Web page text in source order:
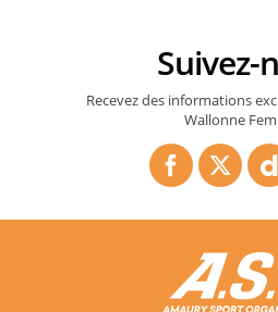
Recevez des informations
Wallonne